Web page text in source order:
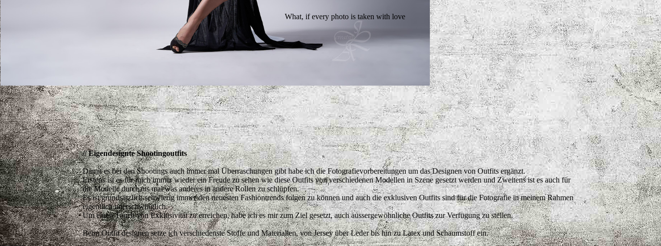
What, if every photo is taken with love
// Eigendesignte Shootingoutfits
Damit es bei den Shootings auch immer mal Überraschungen gibt habe ich die Fotografievorbereitungen um das Designen von Outfits ergänzt.
Erstens ist es für mich immer wieder ein Freude zu sehen wie diese Outfits von verschiedenen Modellen in Szene gesetzt werden und Zweitens ist es auch für
die Modelle durchaus mal was anderes in andere Rollen zu schlüpfen.
Es ist grundsätzlich schwierig immer den neuesten Fashiontrends folgen zu können und auch die exklusiven Outfits sind für die Fotografie in meinem Rahmen
eigentlich unerschwinglich.
Um einen Touch von Exklusivität zu erreichen, habe ich es mir zum Ziel gesetzt, auch aussergewöhnliche Outfits zur Verfügung zu stellen.
Beim Outfit designen setze ich verschiedenste Stoffe und Materialien, von Jersey über Leder bis hin zu Latex und Schaumstoff ein.